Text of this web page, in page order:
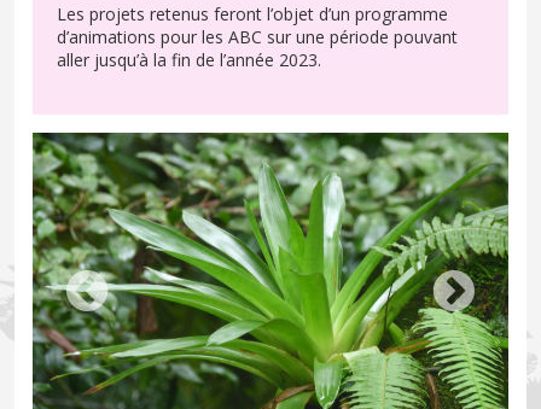
Les projets retenus feront l’objet d’un programme
d’animations pour les ABC sur une période pouvant
aller jusqu’à la fin de l’année 2023.